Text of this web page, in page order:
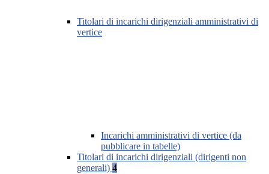
Titolari di incarichi dirigenziali amministrativi di
vertice
Incarichi amministrativi di vertice (da
pubblicare in tabelle)
Titolari di incarichi dirigenziali (dirigenti non
generali) 4